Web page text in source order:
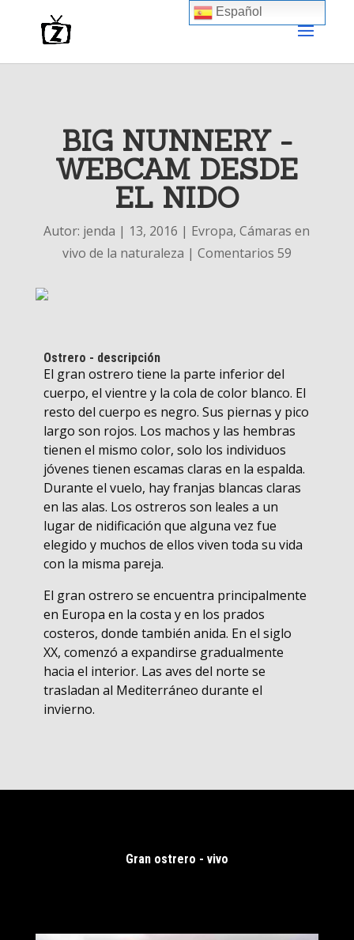
BIG NUNNERY -
WEBCAM DESDE
EL NIDO
Autor: jenda | 13, 2016 | Evropa,Cámaras en
vivo de la naturaleza | Comentarios 59
Ostrero - descripción
El gran ostrero tiene la parte inferior del
cuerpo, el vientre y la cola de color blanco. El
resto del cuerpo es negro. Sus piernas y pico
largo son rojos. Los machos y las hembras
tienen el mismo color, solo los individuos
jóvenes tienen escamas claras en la espalda.
Durante el vuelo, hay franjas blancas claras
en las alas. Los ostreros son leales a un
lugar de nidificación que alguna vez fue
elegido y muchos de ellos viven toda su vida
con la misma pareja.
El gran ostrero se encuentra principalmente
en Europa en la costa y en los prados
costeros, donde también anida. En el siglo
XX, comenzó a expandirse gradualmente
hacia el interior. Las aves del norte se
trasladan al Mediterráneo durante el
invierno.
Gran ostrero - vivo
Español